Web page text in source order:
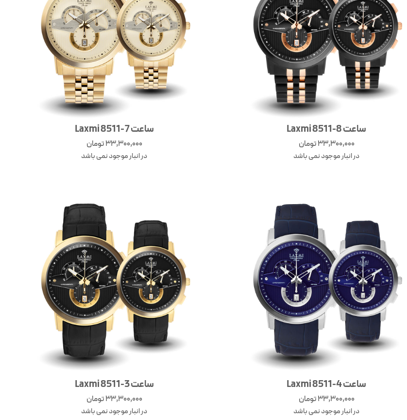
ساعت Laxmi 8511-8
33,300,000تومان
در انبار موجود نمی باشد
ساعت Laxmi 8511-7
33,300,000تومان
در انبار موجود نمی باشد
ساعت Laxmi 8511-4
33,300,000تومان
در انبار موجود نمی باشد
ساعت Laxmi 8511-3
33,300,000تومان
در انبار موجود نمی باشد